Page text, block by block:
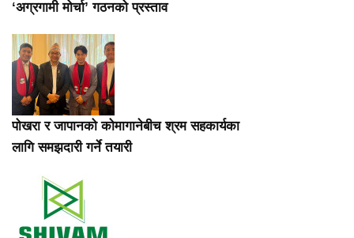
‘अग्रगामी मोर्चा’ गठनको प्रस्ताव
पोखरा र जापानको कोमागानेबीच श्रम सहकार्यका
लागि समझदारी गर्ने तयारी